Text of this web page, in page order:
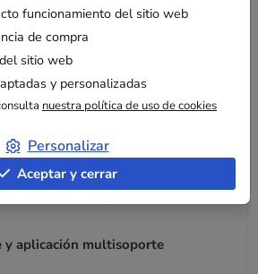
para proteger sus
blancoestá diseñado para
albarán, factura, información
la confidencialidad de sus
el trayecto.
y aplicación multisoporte
funcionamiento del sitio web
de compra
sitio web
y personalizadas
nuestra política de uso de cookies
Personalizar
Aceptar y cerrar